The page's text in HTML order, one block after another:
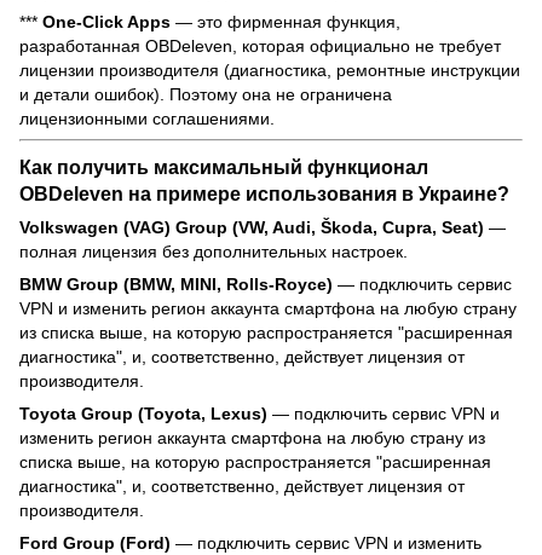
*** One-Click Apps — это фирменная функция,
разработанная OBDeleven, которая официально не требует
лицензии производителя (диагностика, ремонтные инструкции
и детали ошибок). Поэтому она не ограничена
лицензионными соглашениями.
Как получить максимальный функционал
OBDeleven на примере использования в Украине?
Volkswagen (VAG) Group (VW, Audi, Škoda, Cupra, Seat) —
полная лицензия без дополнительных настроек.
BMW Group (BMW, MINI, Rolls-Royce) — подключить сервис
VPN и изменить регион аккаунта смартфона на любую страну
из списка выше, на которую распространяется "расширенная
диагностика", и, соответственно, действует лицензия от
производителя.
Toyota Group (Toyota, Lexus) — подключить сервис VPN и
изменить регион аккаунта смартфона на любую страну из
списка выше, на которую распространяется "расширенная
диагностика", и, соответственно, действует лицензия от
производителя.
Ford Group (Ford) — подключить сервис VPN и изменить